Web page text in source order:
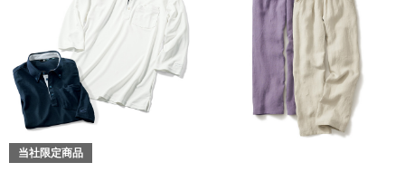
アクセサリー
トップス
Tシャツ／カッ
ポロシャツ
当社限定商品